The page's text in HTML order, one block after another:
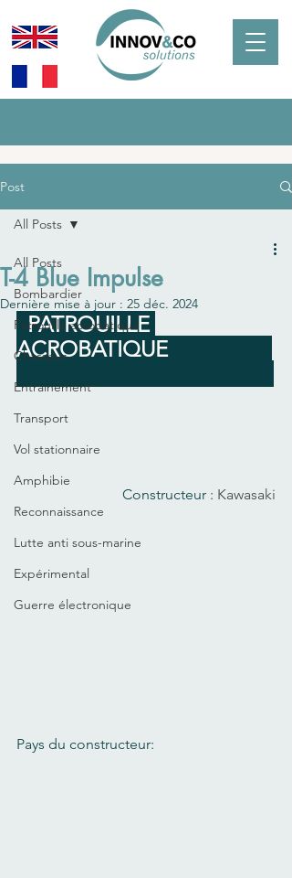
Post
All Posts
Bombardier
Patrouille acrobatique
Chasseur
Entrainement
Transport
Vol stationnaire
Amphibie
Reconnaissance
Lutte anti sous-marine
Expérimental
Guerre électronique
All Posts
T-4 Blue Impulse
Dernière mise à jour : 25 déc. 2024
  PATROUILLE
ACROBATIQUE
Constructeur : Kawasaki
Pays du constructeur: